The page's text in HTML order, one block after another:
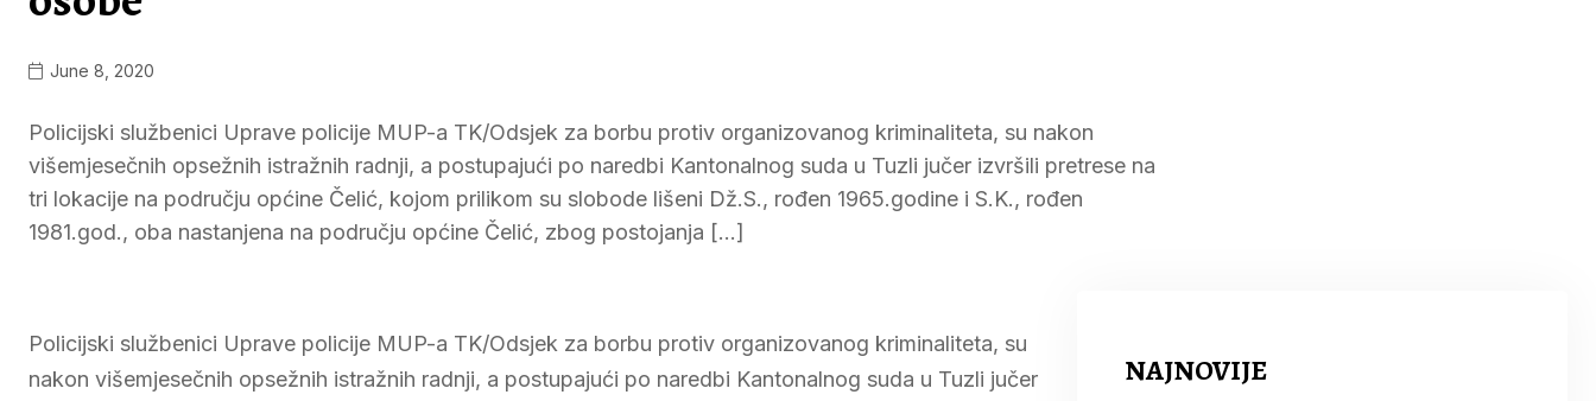
June 8, 2020
Policijski službenici Uprave policije MUP-a TK/Odsjek za borbu protiv organizovanog kriminaliteta, su nakon
višemjesečnih opsežnih istražnih radnji, a postupajući po naredbi Kantonalnog suda u Tuzli jučer izvršili pretrese na
tri lokacije na području općine Čelić, kojom prilikom su slobode lišeni Dž.S., rođen 1965.godine i S.K., rođen
1981.god., oba nastanjena na području općine Čelić, zbog postojanja […]
Policijski službenici Uprave policije MUP-a TK/Odsjek za borbu protiv organizovanog kriminaliteta, su
nakon višemjesečnih opsežnih istražnih radnji, a postupajući po naredbi Kantonalnog suda u Tuzli jučer
NAJNOVIJE